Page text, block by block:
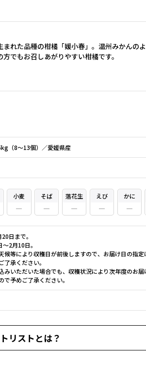
まれた品種の柑橘「媛小春」。温州みかんの
でもお召しあがりやすい柑橘です。
（8～13個）／愛媛県産
小麦 そば 落花生 えび かに
日まで。
2月10日。
候等により収穫日が前後しますので、お届け日の指定
了承ください。
みいただいた場合でも、収穫状況により次年度のお届
で予めご了承ください。
リストとは？